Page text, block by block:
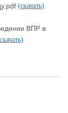
(скачать)
ВПР в